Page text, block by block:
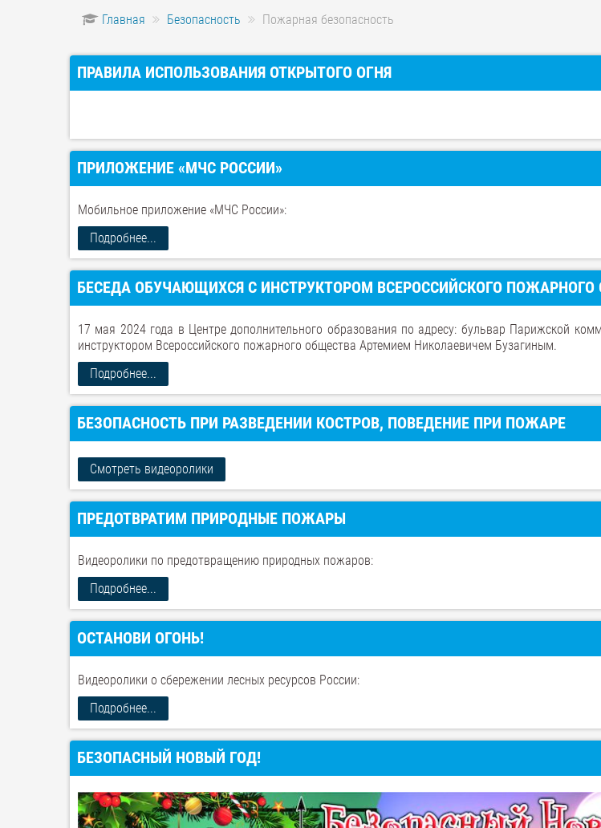
Главная Безопасность Пожарная безопасность
ПРАВИЛА ИСПОЛЬЗОВАНИЯ ОТКРЫТОГО ОГНЯ
ПРИЛОЖЕНИЕ «МЧС РОССИИ»
Мобильное приложение «МЧС России»:
Подробнее...
БЕСЕДА ОБУЧАЮЩИХСЯ С ИНСТРУКТОРОМ ВСЕРОССИЙСКОГО
17 мая 2024 года в Центре дополнительного образования по адресу: бульвар Парижской
инструктором Всероссийского пожарного общества Артемием Николаевичем Бузагиным.
Подробнее...
БЕЗОПАСНОСТЬ ПРИ РАЗВЕДЕНИИ КОСТРОВ, ПОВЕДЕНИЕ ПРИ ПОЖАРЕ
Смотреть видеоролики
ПРЕДОТВРАТИМ ПРИРОДНЫЕ ПОЖАРЫ
Видеоролики по предотвращению природных пожаров:
Подробнее...
ОСТАНОВИ ОГОНЬ!
Видеоролики о сбережении лесных ресурсов России:
Подробнее...
БЕЗОПАСНЫЙ НОВЫЙ ГОД!